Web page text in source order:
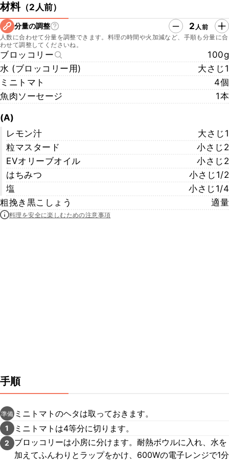
材料（2人前）
分量の調整 2 人前
人数に合わせて分量を調整できます。料理の時間や火加減など、手順も分量に合
わせて調整してくださいね。
ブロッコリー
100g
水 (ブロッコリー用)
大さじ1
ミニトマト
4個
魚肉ソーセージ
1本
(A)
レモン汁
大さじ1
粒マスタード
小さじ2
EVオリーブオイル
小さじ2
はちみつ
小さじ1/2
塩
小さじ1/4
粗挽き黒こしょう
適量
料理を安全に楽しむための注意事項
手順
準備 ミニトマトのヘタは取っておきます。
1 ミニトマトは4等分に切ります。
2
ブロッコリーは小房に分けます。耐熱ボウルに入れ、水を
加えてふんわりとラップをかけ、600Wの電子レンジで1分